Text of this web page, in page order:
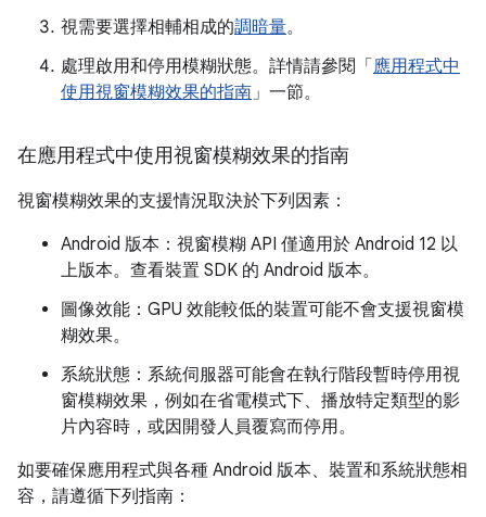
視需要選擇相輔相成的調暗量。
處理啟用和停用模糊狀態。詳情請參閱「 應用程式中
使用視窗模糊效果的指南」一節。
在應用程式中使用視窗模糊效果的指南
視窗模糊效果的支援情況取決於下列因素：
Android 版本：視窗模糊 API 僅適用於 Android 12 以
上版本。查看裝置 SDK 的 Android 版本。
圖像效能：GPU 效能較低的裝置可能不會支援視窗模
糊效果。
系統狀態：系統伺服器可能會在執行階段暫時停用視
窗模糊效果，例如在省電模式下、播放特定類型的影
片內容時，或因開發人員覆寫而停用。
如要確保應用程式與各種 Android 版本、裝置和系統狀態相
容，請遵循下列指南：